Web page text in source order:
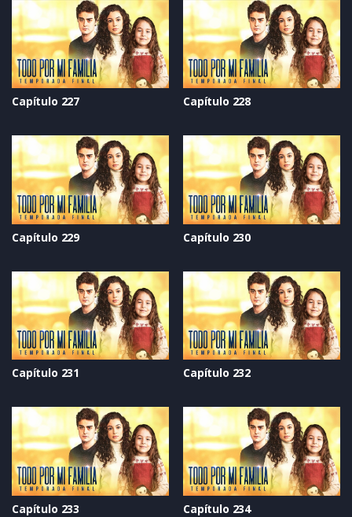
Capítulo 227 Capítulo 228
Capítulo 229 Capítulo 230
Capítulo 231 Capítulo 232
Capítulo 233 Capítulo 234